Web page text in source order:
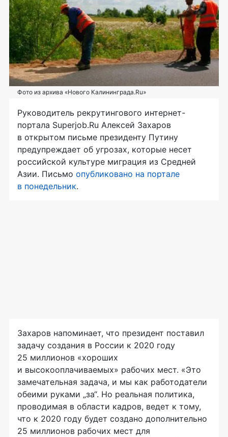
Фото из архива «Нового Калининграда.Ru»
Руководитель рекрутингового интернет-
портала Superjob.Ru Алексей Захаров
в открытом письме президенту Путину
предупреждает об угрозах, которые несет
российской культуре миграция из Средней
Азии. Письмо опубликовано на портале
в понедельник.
Захаров напоминает, что президент поставил
задачу создания в России к 2020 году
25 миллионов «хороших
и высокооплачиваемых» рабочих мест. «Это
замечательная задача, и мы как работодатели
обеими руками „за“. Но реальная политика,
проводимая в области кадров, ведет к тому,
что к 2020 году будет создано дополнительно
25 миллионов рабочих мест для